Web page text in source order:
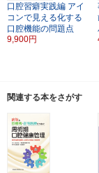
口腔習癖実践編 アイ
コンで見える化する
口腔機能の問題点
9,900円
関連する本をさがす